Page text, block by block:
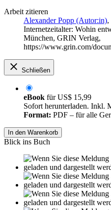
Arbeit zitieren
Alexander Popp (Autor:in),
Internetzeitalter: Wohin
München, GRIN Verlag,
https://www.grin.com/
Schließen
eBook fürUS$ 15,99
Sofort herunterladen. Inkl.
Format: PDF – für alle
In den Warenkorb
Blick ins Buch